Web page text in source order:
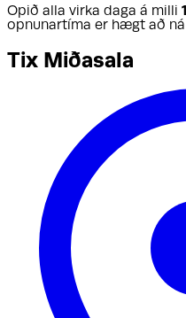
Opið alla virka daga á milli
opnunartíma er hægt að
Tix Miðasala